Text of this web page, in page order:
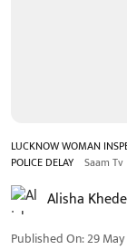
LUCKNOW WOMAN
POLICE DELAY Saam Tv
Alisha
Published On:29